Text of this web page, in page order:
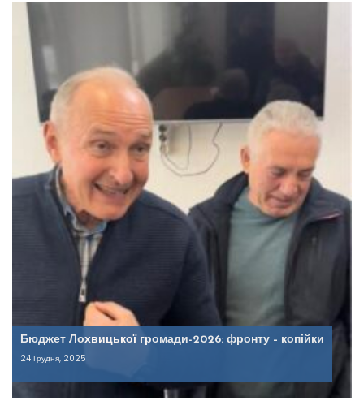
Бюджет Лохвицької громади-2026: фронту – копійки
24 Грудня, 2025